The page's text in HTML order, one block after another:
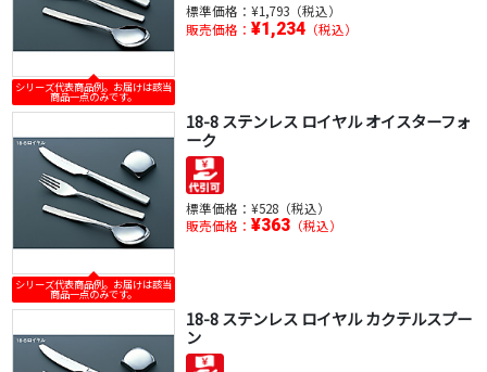
シリーズ代表商品例。お届けは該当
商品一点のみです。
標準価格： ¥1,793（税込）
販売価格： ¥1,234（税込）
シリーズ代表商品例。お届けは該当
商品一点のみです。
18-8 ステンレス ロイヤル オイスターフォ
ーク
標準価格： ¥528（税込）
販売価格： ¥363（税込）
18-8 ステンレス ロイヤル カクテルスプー
ン